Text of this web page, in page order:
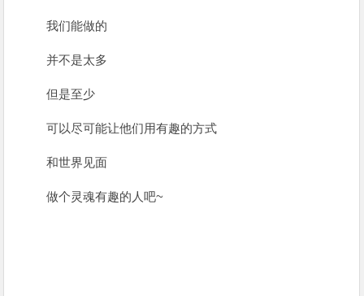
我们能做的
并不是太多
但是至少
可以尽可能让他们用有趣的方式
和世界见面
做个灵魂有趣的人吧~